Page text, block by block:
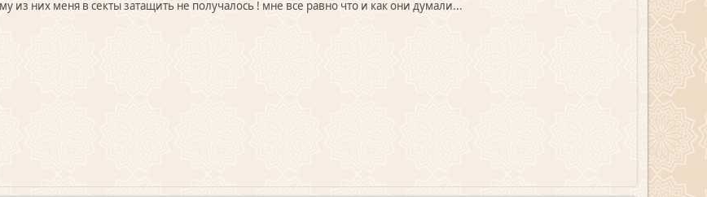
из них меня в секты затащить не получалось ! мне все равно что и как они думали...